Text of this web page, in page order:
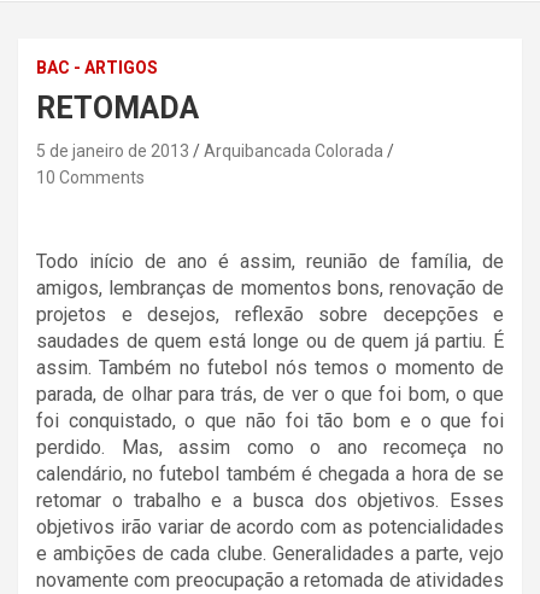
BAC - ARTIGOS
RETOMADA
5 de janeiro de 2013
Arquibancada Colorada
10 Comments
Todo início de ano é assim, reunião de família, de
amigos, lembranças de momentos bons, renovação de
projetos e desejos, reflexão sobre decepções e
saudades de quem está longe ou de quem já partiu. É
assim. Também no futebol nós temos o momento de
parada, de olhar para trás, de ver o que foi bom, o que
foi conquistado, o que não foi tão bom e o que foi
perdido. Mas, assim como o ano recomeça no
calendário, no futebol também é chegada a hora de se
retomar o trabalho e a busca dos objetivos. Esses
objetivos irão variar de acordo com as potencialidades
e ambições de cada clube. Generalidades a parte, vejo
novamente com preocupação a retomada de atividades